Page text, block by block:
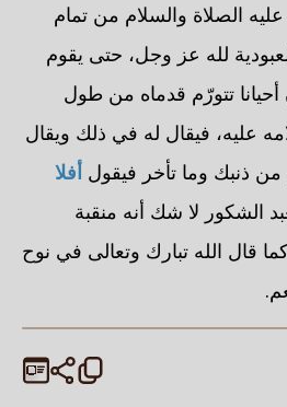
عليه الصلاة والسلام من تمام
لله عز وجل، حتى يقوم
أحيانا تتورّم قدماه من طول
عليه، فيقال له في ذلك ويقال
ذنبك وما تأخر فيقول أفلا
الشكور لا شك أنه منقبة
قال الله تبارك وتعالى في نوح